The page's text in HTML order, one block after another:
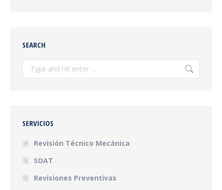
SEARCH
Search:
SERVICIOS
Revisión Técnico Mecánica
SOAT
Revisiones Preventivas